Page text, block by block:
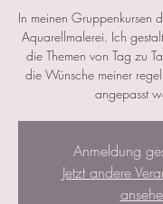
In meinen Gruppenkursen
Aquarellmalerei. Ich
die Themen von Tag zu
die Wünsche meiner
angepasst
Anmeldung
Jetzt andere